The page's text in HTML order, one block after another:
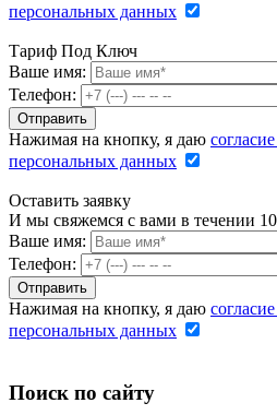
персональных данных
Тариф Под Ключ
Ваше имя:
Телефон:
Нажимая на кнопку, я даю
персональных данных
Оставить заявку
И мы свяжемся с вами в течении
Ваше имя:
Телефон:
Нажимая на кнопку, я даю
персональных данных
Поиск по сайту